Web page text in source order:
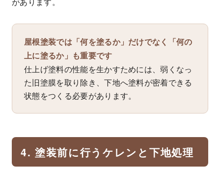
屋根塗装では「何を塗るか」だけでなく「何の
上に塗るか」も重要です
仕上げ塗料の性能を生かすためには、弱くなっ
た旧塗膜を取り除き、下地へ塗料が密着できる
状態をつくる必要があります。
4. 塗装前に行うケレンと下地処理